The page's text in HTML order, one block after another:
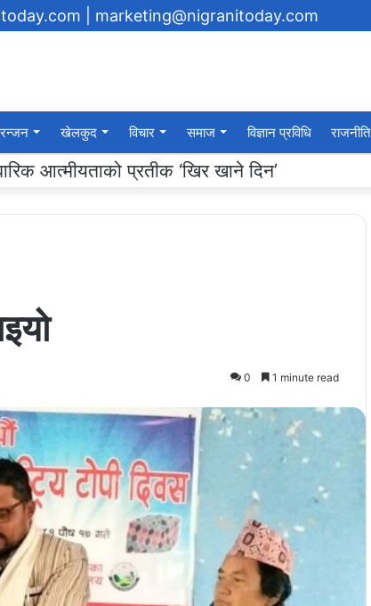
| marketing@nigranitoday.com
खेलकुद विचार समाज विज्ञान प्रविधि राजनीति
अक्षयकोष स्थापना गर्ने घोषणा
0 1 minute read